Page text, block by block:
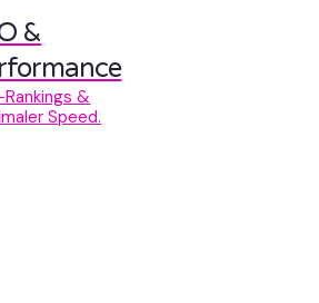
&
&
Speed.